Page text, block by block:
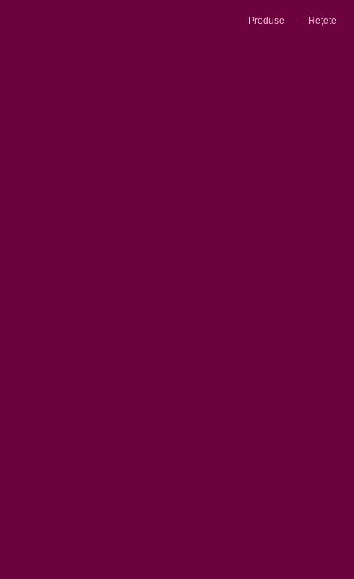
Produse Rețete